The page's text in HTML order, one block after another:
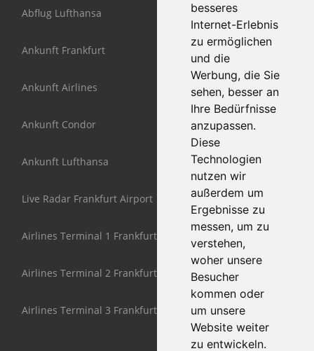
besseres
Internet-Erlebnis
zu ermöglichen
und die
Werbung, die Sie
sehen, besser an
Ihre Bedürfnisse
anzupassen.
Diese
Technologien
nutzen wir
außerdem um
Ergebnisse zu
messen, um zu
verstehen,
woher unsere
Besucher
kommen oder
um unsere
Website weiter
zu entwickeln.
Abflug Lufthansa
Ankunft Frankfurt
Ankunft Airlines
Ankunft Condor
Ankunft Lufthansa
Live Radar Frankfurt Airport
Airlines Terminal 1 Frankfurt
Airlines Terminal 2 Frankfurt
Airlines Terminal 3 Frankfurt